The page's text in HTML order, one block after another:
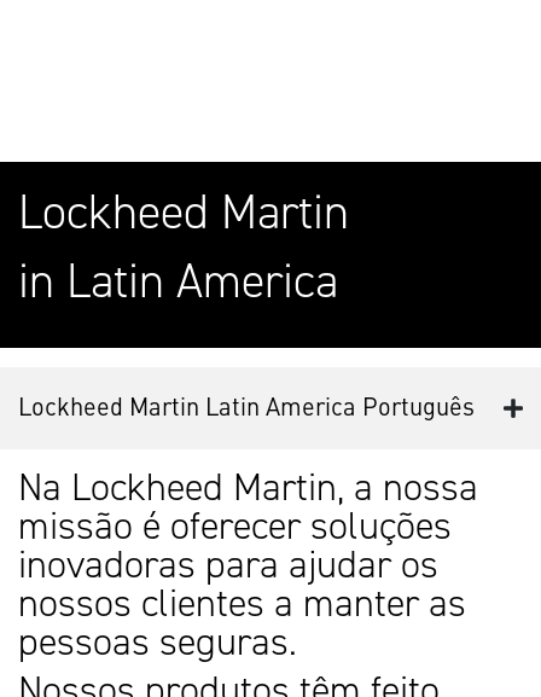
Lockheed Martin
in Latin America
Lockheed Martin Latin America Português
Na Lockheed Martin, a nossa
missão é oferecer soluções
inovadoras para ajudar os
nossos clientes a manter as
pessoas seguras.